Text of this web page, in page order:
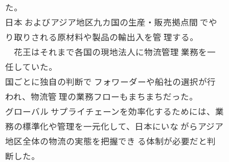
た。
日本 およびアジア地区九カ国の生産・販売拠点間 でや
り取りされる原材料や製品の輸出入を管 理する。
花王はそれまで各国の現地法人に物流管理 業務を一
任していた。
国ごとに独自の判断で フォワーダーや船社の選択が行
われ、物流管 理の業務フローもまちまちだった。
グローバル サプライチェーンを効率化するためには、業
務の標準化や管理を一元化して、日本にいな がらアジア
地区全体の物流の実態を把握でき る体制が必要だと判
断した。